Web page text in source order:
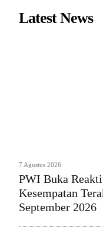
Latest News
7 Agustus 2026
PWI Buka
Kesempatan
September 2026